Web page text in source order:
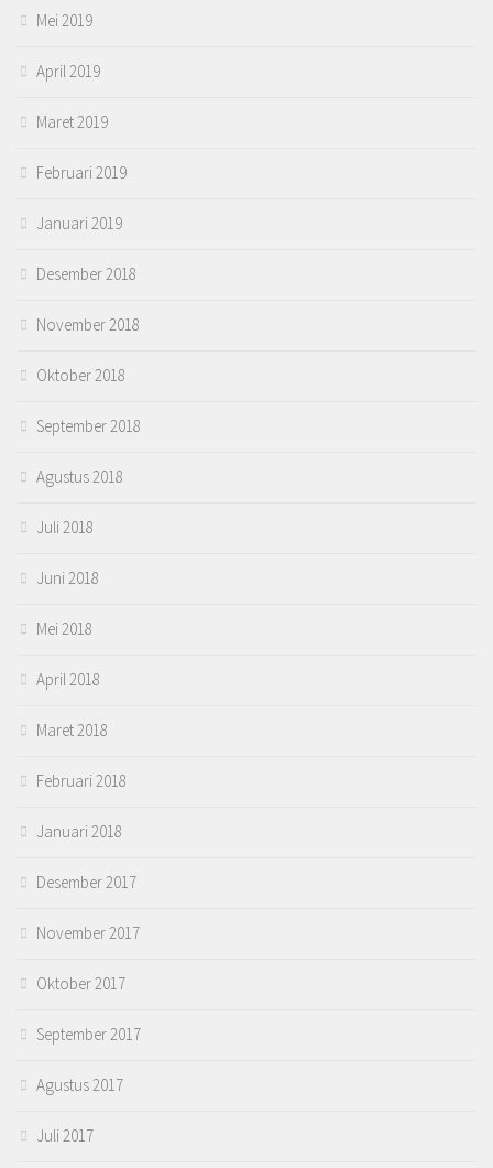
Mei 2019
April 2019
Maret 2019
Februari 2019
Januari 2019
Desember 2018
November 2018
Oktober 2018
September 2018
Agustus 2018
Juli 2018
Juni 2018
Mei 2018
April 2018
Maret 2018
Februari 2018
Januari 2018
Desember 2017
November 2017
Oktober 2017
September 2017
Agustus 2017
Juli 2017